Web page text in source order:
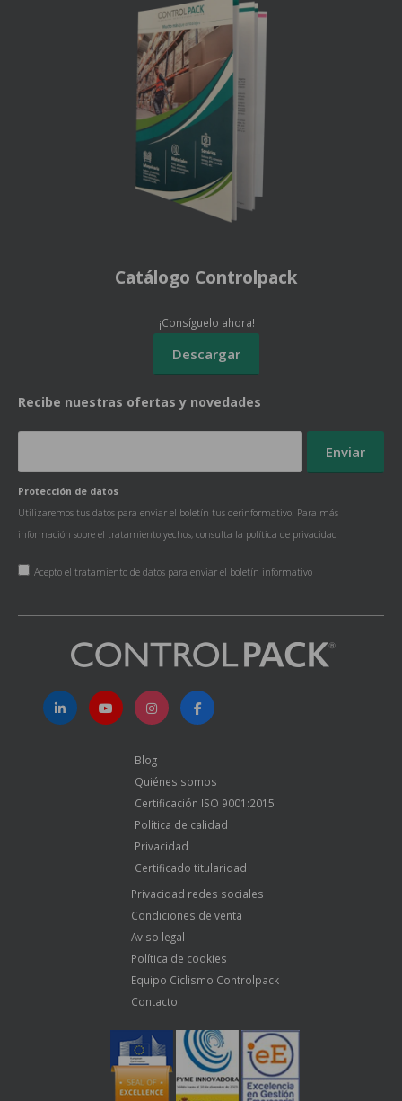
Recibe nuestras ofertas y novedades
Protección de datos
Utilizaremos tus datos para enviar el boletín tus derinformativo. Para más
información sobre el tratamiento yechos, consulta la política de privacidad
Acepto el tratamiento de datos para enviar el boletín informativo
Catálogo Controlpack
¡Consíguelo ahora!
Blog
Quiénes somos
Certificación ISO 9001:2015
Política de calidad
Privacidad
Certificado titularidad
Privacidad redes sociales
Condiciones de venta
Aviso legal
Política de cookies
Equipo Ciclismo Controlpack
Contacto